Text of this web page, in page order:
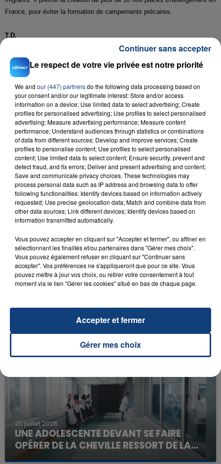
France, pour éviter la formation de campements précaires.
T.D.
Four To The Floor
OFENBACH & STARSAILOR
RADIO CONTACT
FIL D'ACTU
INCENDIE MORTEL À LENS : UNE FEMME ET
SON BÉBÉ ENTRE LA VIE ET LA...
Un homme s'est immolé par le feu après avoir
aspergé sa compagne et leur bébé de trois mois
d'un liquide inflammable.
20 juillet 2026
UNE ADOLESCENTE DEVANT SE FAIRE
OPÉRER DE LA CHEVILLE RESSORT DE LA...
La famille a porté plainte contre la clinique qui a
Le respect de votre vie privée est notre priorité
We and our (447) partnersdo the following data processing based on
your consent and/or our legitimate interest: Store and/or access
information on a device; Use limited data to select advertising; Create
profiles for personalised advertising; Use profiles to select personalised
advertising; Measure advertising performance; Measure content
performance; Understand audiences through statistics or combinations
of data from different sources; Develop and improve services; Create
profiles to personalise content; Use profiles to select personalised
content; Use limited data to select content; Ensure security, prevent and
detect fraud, and fix errors; Deliver and present advertising and content;
Save and communicate privacy choices. These technologies may
process personal data such as IP address and browsing data to offer
following functionalities: Identify devices based on information actively
requested; Use precise geolocation data; Match and combine data from
other data sources; Link different devices; Identify devices based on
information transmitted automatically.
Vous pouvez accepter en cliquant sur "Accepter et fermer", ou affiner en
sélectionnant les finalités et/ou partenaires dans "Gérer mes choix".
Vous pouvez également refuser en cliquant sur "Continuer sans
accepter". Vos préférences ne s'appliqueront que pour ce site. Vous
pouvez mettre à jour vos choix, ou retirer votre consentement à tout
moment via le lien "Gérer les cookies" situé en bas de chaque page.
Gérer mes choix
Accepter et fermer
Continuer sans accepter